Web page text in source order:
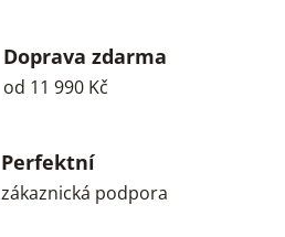
Doprava zdarma
od 11 990 Kč
Perfektní
zákaznická podpora